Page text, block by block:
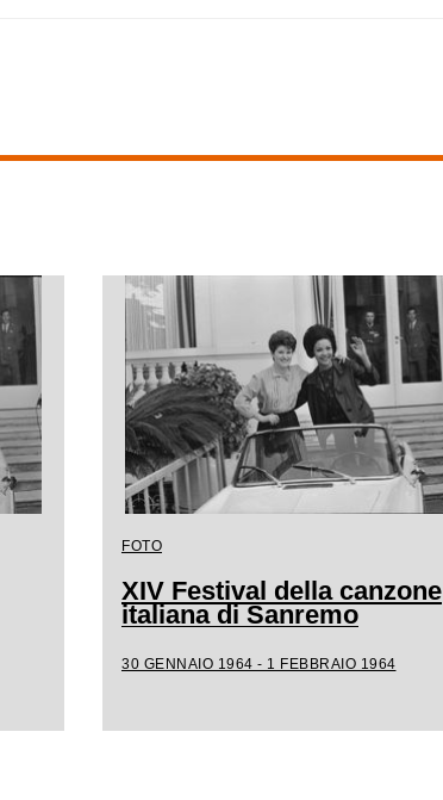
FOTO
XIV Festival della canzone
italiana di Sanremo
30 GENNAIO 1964 - 1 FEBBRAIO 1964